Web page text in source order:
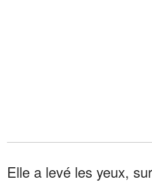
Elle a levé les yeux,